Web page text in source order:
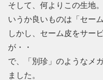
そして、何よりこの生地
いうか良いものは「セー
しかし、セーム皮をサー
が・・
で、「別珍」のようなメ
ました。